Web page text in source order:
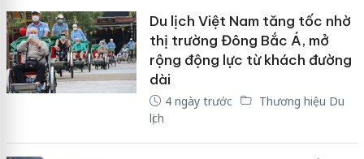
Du lịch Việt Nam tăng tốc nhờ
thị trường Đông Bắc Á, mở
rộng động lực từ khách đường
dài
4 ngày trước
Thương hiệu Du
lịch